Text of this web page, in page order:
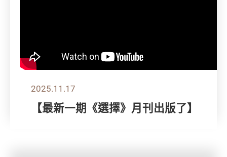
2025.11.17
【最新一期《選擇》月刊出版了】